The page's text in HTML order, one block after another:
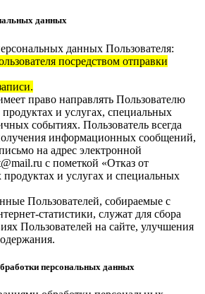
данных
данных Пользователя:
посредством отправки
право направлять Пользователю
и услугах, специальных
событиях. Пользователь всегда
информационных сообщений,
на адрес электронной
с пометкой «Отказ от
и услугах и специальных
Пользователей, собираемые с
статистики, служат для сбора
Пользователей на сайте, улучшения
персональных данных